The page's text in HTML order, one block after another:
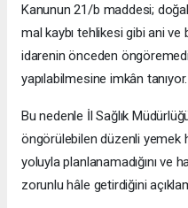
Kanunun 21/b maddesi;
mal kaybı tehlikesi gibi ani
idarenin önceden
yapılabilmesine imkân tanıyor.
Bu nedenle İl Sağlık
öngörülebilen düzenli yemek
yoluyla planlanamadığını ve
zorunlu hâle getirdiğini